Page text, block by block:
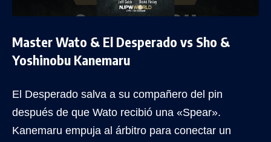
Master Wato & El Desperado vs Sho &
Yoshinobu Kanemaru
El Desperado salva a su compañero del pin
después de que Wato recibió una «Spear».
Kanemaru empuja al árbitro para conectar un